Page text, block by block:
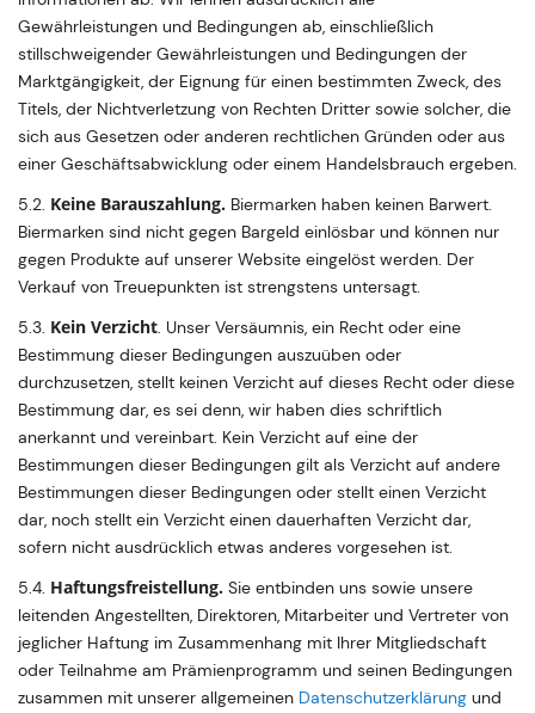
Gewährleistungen und Bedingungen ab, einschließlich
stillschweigender Gewährleistungen und Bedingungen der
Marktgängigkeit, der Eignung für einen bestimmten Zweck, des
Titels, der Nichtverletzung von Rechten Dritter sowie solcher, die
sich aus Gesetzen oder anderen rechtlichen Gründen oder aus
einer Geschäftsabwicklung oder einem Handelsbrauch ergeben.
5.2. Keine Barauszahlung. Biermarken haben keinen Barwert.
Biermarken sind nicht gegen Bargeld einlösbar und können nur
gegen Produkte auf unserer Website eingelöst werden. Der
Verkauf von Treuepunkten ist strengstens untersagt.
5.3. Kein Verzicht. Unser Versäumnis, ein Recht oder eine
Bestimmung dieser Bedingungen auszuüben oder
durchzusetzen, stellt keinen Verzicht auf dieses Recht oder diese
Bestimmung dar, es sei denn, wir haben dies schriftlich
anerkannt und vereinbart. Kein Verzicht auf eine der
Bestimmungen dieser Bedingungen gilt als Verzicht auf andere
Bestimmungen dieser Bedingungen oder stellt einen Verzicht
dar, noch stellt ein Verzicht einen dauerhaften Verzicht dar,
sofern nicht ausdrücklich etwas anderes vorgesehen ist.
5.4. Haftungsfreistellung. Sie entbinden uns sowie unsere
leitenden Angestellten, Direktoren, Mitarbeiter und Vertreter von
jeglicher Haftung im Zusammenhang mit Ihrer Mitgliedschaft
oder Teilnahme am Prämienprogramm und seinen Bedingungen
zusammen mit unserer allgemeinen Datenschutzerklärung und